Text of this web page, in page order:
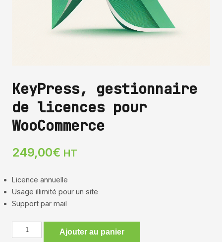
KeyPress, gestionnaire
de licences pour
WooCommerce
249,00€ HT
Licence annuelle
Usage illimité pour un site
Support par mail
quantité
de
Ajouter au panier